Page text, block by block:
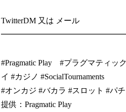
TwitterDM 又は メール
#Pragmatic Play #プラグマティッ
イ #カジノ #SocialTournaments
#オンカジ #バカラ #スロット #パ
提供：Pragmatic Play